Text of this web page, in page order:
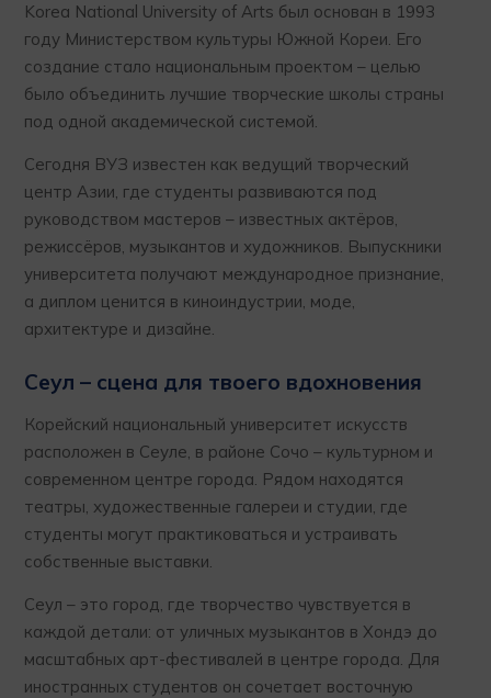
Korea National University of Arts был основан в 1993
году Министерством культуры Южной Кореи. Его
создание стало национальным проектом – целью
было объединить лучшие творческие школы страны
под одной академической системой.
Сегодня ВУЗ известен как ведущий творческий
центр Азии, где студенты развиваются под
руководством мастеров – известных актёров,
режиссёров, музыкантов и художников. Выпускники
университета получают международное признание,
а диплом ценится в киноиндустрии, моде,
архитектуре и дизайне.
Сеул – сцена для твоего вдохновения
Корейский национальный университет искусств
расположен в Сеуле, в районе Сочо – культурном и
современном центре города. Рядом находятся
театры, художественные галереи и студии, где
студенты могут практиковаться и устраивать
собственные выставки.
Сеул – это город, где творчество чувствуется в
каждой детали: от уличных музыкантов в Хондэ до
масштабных арт-фестивалей в центре города. Для
иностранных студентов он сочетает восточную